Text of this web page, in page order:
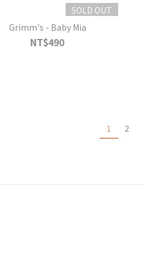
SOLD OUT
Grimm's - Baby Mia
NT$490
1 2